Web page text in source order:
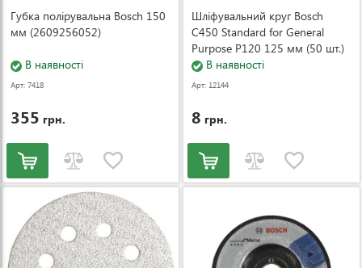
Губка полірувальна Bosch 150
мм (2609256052)
В наявності
Арт: 7418
355 грн.
Шліфувальний круг Bosch
C450 Standard for General
Purpose P120 125 мм (50 шт.)
(2608621743)
В наявності
Арт: 12144
8 грн.